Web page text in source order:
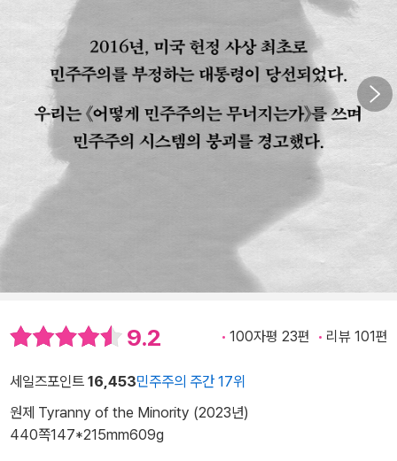
9.2 100자평 23편 리뷰 101편
세일즈포인트 16,453민주주의 주간 17위
원제 Tyranny of the Minority (2023년)
440쪽147*215mm609g